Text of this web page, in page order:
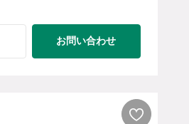
お問い合わせ